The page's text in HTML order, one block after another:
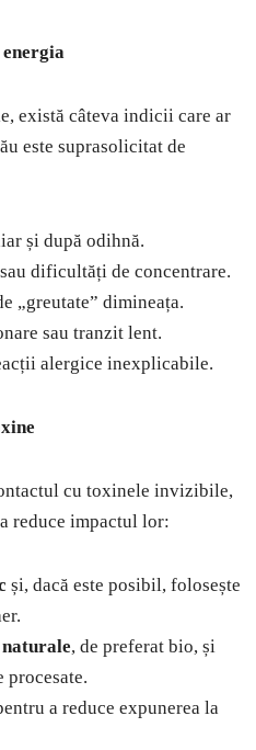
există câteva indicii care ar
este suprasolicitat de
și după odihnă.
dificultăți de concentrare.
„greutate” dimineața.
sau tranzit lent.
alergice inexplicabile.
cu toxinele invizibile,
reduce impactul lor:
și, dacă este posibil, folosește
, de preferat bio, și
procesate.
a reduce expunerea la